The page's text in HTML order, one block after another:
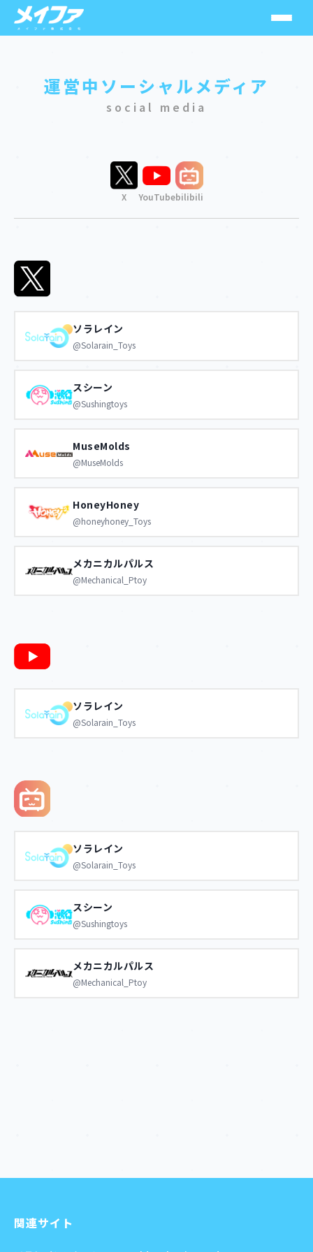
ソラレイン
メカニカルパルス
運営中ソーシャルメディア
social media
X YouTubebilibili
ソラレイン
@Solarain_Toys
スシーン
@Sushingtoys
MuseMolds
@MuseMolds
HoneyHoney
@honeyhoney_Toys
メカニカルパルス
@Mechanical_Ptoy
ソラレイン
@Solarain_Toys
ソラレイン
@Solarain_Toys
スシーン
@Sushingtoys
メカニカルパルス
@Mechanical_Ptoy
関連サイト